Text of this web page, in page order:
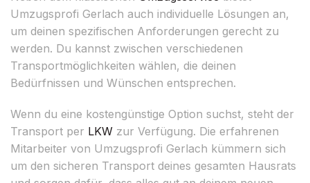
Umzugsprofi Gerlach auch individuelle Lösungen an,
um deinen spezifischen Anforderungen gerecht zu
werden. Du kannst zwischen verschiedenen
Transportmöglichkeiten wählen, die deinen
Bedürfnissen und Wünschen entsprechen.
Wenn du eine kostengünstige Option suchst, steht der
Transport per LKW zur Verfügung. Die erfahrenen
Mitarbeiter von Umzugsprofi Gerlach kümmern sich
um den sicheren Transport deines gesamten Hausrats